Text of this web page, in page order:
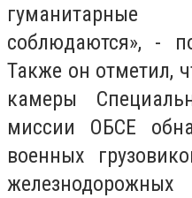
соблюдаются», -
Также он отметил,
камеры
миссии ОБСЕ
военных